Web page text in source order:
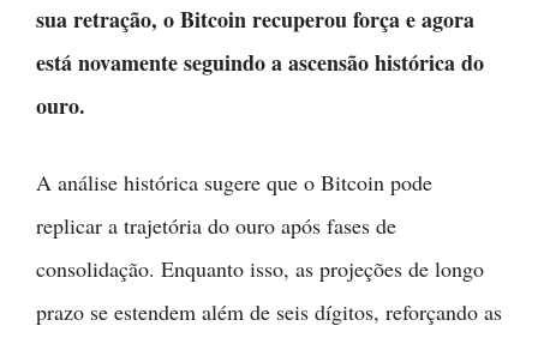
sua retração, o Bitcoin recuperou força e agora
está novamente seguindo a ascensão histórica do
ouro.
A análise histórica sugere que o Bitcoin pode
replicar a trajetória do ouro após fases de
consolidação. Enquanto isso, as projeções de longo
prazo se estendem além de seis dígitos, reforçando as